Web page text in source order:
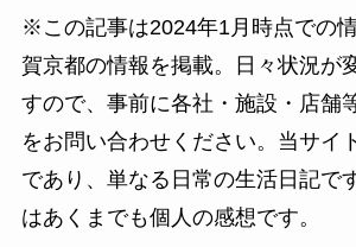
※この記事は2024年1月時点での
賀京都の情報を掲載。日々状況が
すので、事前に各社・施設・店舗
をお問い合わせください。当サイ
であり、単なる日常の生活日記で
はあくまでも個人の感想です。